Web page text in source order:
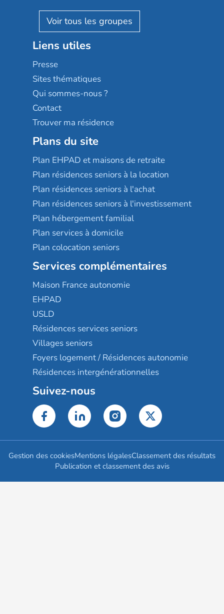
Reseda
Stella management
Les villages d'or
Sérénys
Résidences services Villa Médicis
Résidalya
Groupe aplus
AGE D'OR Services
Liens utiles
Presse
Sites thématiques
Qui sommes-nous ?
Contact
Trouver ma résidence
Plans du site
Plan EHPAD et maisons de retraite
Plan résidences seniors à la location
Plan résidences seniors à l'achat
Plan résidences seniors à l'investissement
Plan hébergement familial
Plan services à domicile
Plan colocation seniors
Services complémentaires
Maison France autonomie
EHPAD
USLD
Résidences services seniors
Villages seniors
Foyers logement / Résidences autonomie
Résidences intergénérationnelles
Suivez-nous
Gestion des cookiesMentions légalesClassement des résultats
Publication et classement des avis